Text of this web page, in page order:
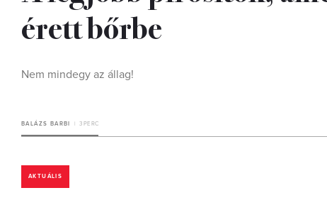
érett bőrbe
Nem mindegy az állag!
BALÁZS BARBI 3 PERC
AKTUÁLIS